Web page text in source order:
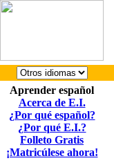
Aprender español
Acerca de E.I.
¿Por qué español?
¿Por qué E.I.?
Folleto Gratis
¡Matricúlese ahora!